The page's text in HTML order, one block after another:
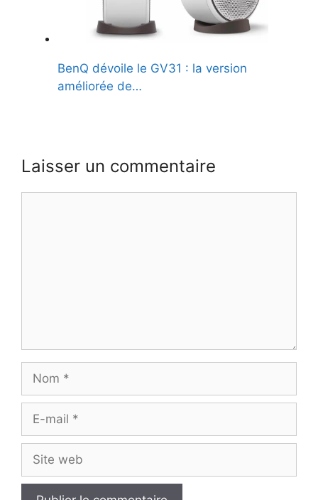
BenQ dévoile le GV31 : la version
améliorée de…
Laisser un commentaire
mail
web